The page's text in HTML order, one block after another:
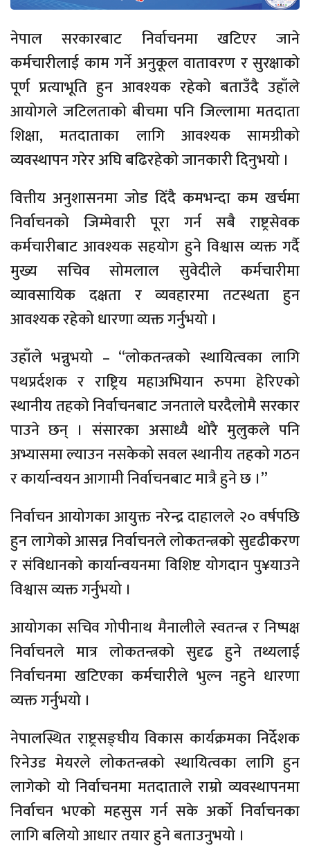
नेपाल सरकारबाट निर्वाचनमा खटिएर जाने
कर्मचारीलाई काम गर्ने अनुकूल वातावरण र सुरक्षाको
पूर्ण प्रत्याभूति हुन आवश्यक रहेको बताउँदै उहाँले
आयोगले जटिलताको बीचमा पनि जिल्लामा मतदाता
शिक्षा, मतदाताका लागि आवश्यक सामग्रीको
व्यवस्थापन गरेर अघि बढिरहेको जानकारी दिनुभयो ।
वित्तीय अनुशासनमा जोड दिँदै कमभन्दा कम खर्चमा
निर्वाचनको जिम्मेवारी पूरा गर्न सबै राष्ट्रसेवक
कर्मचारीबाट आवश्यक सहयोग हुने विश्वास व्यक्त गर्दै
मुख्य सचिव सोमलाल सुवेदीले कर्मचारीमा
व्यावसायिक दक्षता र व्यवहारमा तटस्थता हुन
आवश्यक रहेको धारणा व्यक्त गर्नुभयो ।
उहाँले भन्नुभयो – “लोकतन्त्रको स्थायित्वका लागि
पथप्रर्दशक र राष्ट्रिय महाअभियान रुपमा हेरिएको
स्थानीय तहको निर्वाचनबाट जनताले घरदैलोमै सरकार
पाउने छन् । संसारका असाध्यै थोरै मुलुकले पनि
अभ्यासमा ल्याउन नसकेको सवल स्थानीय तहको गठन
र कार्यान्वयन आगामी निर्वाचनबाट मात्रै हुने छ ।”
निर्वाचन आयोगका आयुक्त नरेन्द्र दाहालले २० वर्षपछि
हुन लागेको आसन्न निर्वाचनले लोकतन्त्रको सुदृढीकरण
र संविधानको कार्यान्वयनमा विशिष्ट योगदान पु¥याउने
विश्वास व्यक्त गर्नुभयो ।
आयोगका सचिव गोपीनाथ मैनालीले स्वतन्त्र र निष्पक्ष
निर्वाचनले मात्र लोकतन्त्रको सुदृढ हुने तथ्यलाई
निर्वाचनमा खटिएका कर्मचारीले भुल्न नहुने धारणा
व्यक्त गर्नुभयो ।
नेपालस्थित राष्ट्रसङ्घीय विकास कार्यक्रमका निर्देशक
रिनेउड मेयरले लोकतन्त्रको स्थायित्वका लागि हुन
लागेको यो निर्वाचनमा मतदाताले राम्रो व्यवस्थापनमा
निर्वाचन भएको महसुस गर्न सके अर्काे निर्वाचनका
लागि बलियो आधार तयार हुने बताउनुभयो ।